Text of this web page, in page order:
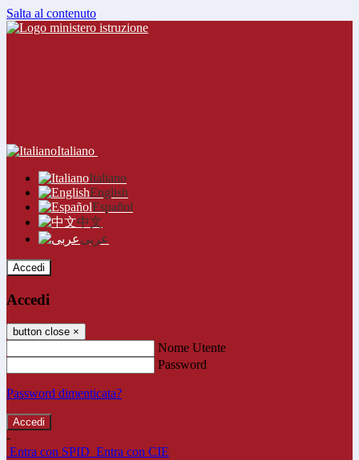
Salta al contenuto
Italiano
Italiano
English
Español
中文
عربى
Accedi
Accedi
button close ×
Nome Utente
Password
Password dimenticata?
-
Entra con SPID Entra con CIE